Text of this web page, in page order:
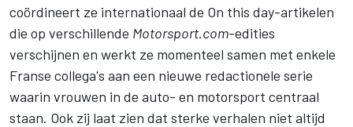
coördineert ze internationaal de On this day-artikelen
die op verschillende Motorsport.com-edities
verschijnen en werkt ze momenteel samen met enkele
Franse collega's aan een nieuwe redactionele serie
waarin vrouwen in de auto- en motorsport centraal
staan. Ook zij laat zien dat sterke verhalen niet altijd